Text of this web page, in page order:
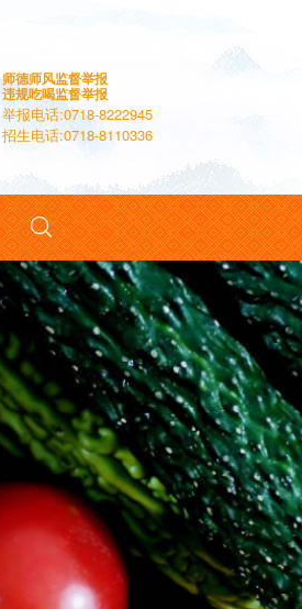
师德师风监督举报
违规吃喝监督举报
举报电话:0718-8222945
招生电话:0718-8110336
